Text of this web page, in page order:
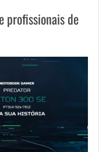
profissionais de